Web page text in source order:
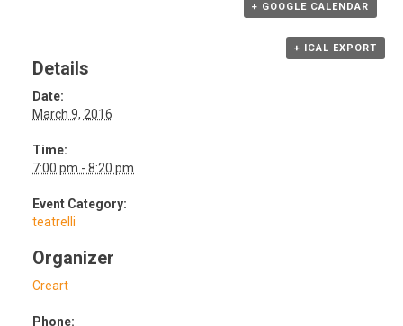
+ GOOGLE CALENDAR
+ ICAL EXPORT
Details
Date:
March 9, 2016
Time:
7:00 pm - 8:20 pm
Event Category:
teatrelli
Organizer
Creart
Phone: